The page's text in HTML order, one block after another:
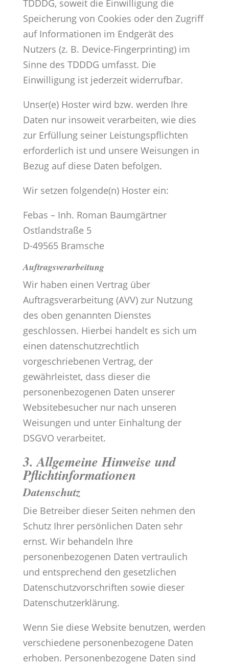
TDDDG, soweit die Einwilligung die
Speicherung von Cookies oder den Zugriff
auf Informationen im Endgerät des
Nutzers (z. B. Device-Fingerprinting) im
Sinne des TDDDG umfasst. Die
Einwilligung ist jederzeit widerrufbar.
Unser(e) Hoster wird bzw. werden Ihre
Daten nur insoweit verarbeiten, wie dies
zur Erfüllung seiner Leistungspflichten
erforderlich ist und unsere Weisungen in
Bezug auf diese Daten befolgen.
Wir setzen folgende(n) Hoster ein:
Febas – Inh. Roman Baumgärtner
Ostlandstraße 5
D-49565 Bramsche
Auftragsverarbeitung
Wir haben einen Vertrag über
Auftragsverarbeitung (AVV) zur Nutzung
des oben genannten Dienstes
geschlossen. Hierbei handelt es sich um
einen datenschutzrechtlich
vorgeschriebenen Vertrag, der
gewährleistet, dass dieser die
personenbezogenen Daten unserer
Websitebesucher nur nach unseren
Weisungen und unter Einhaltung der
DSGVO verarbeitet.
3. Allgemeine Hinweise und
Pflicht­informationen
Datenschutz
Die Betreiber dieser Seiten nehmen den
Schutz Ihrer persönlichen Daten sehr
ernst. Wir behandeln Ihre
personenbezogenen Daten vertraulich
und entsprechend den gesetzlichen
Datenschutzvorschriften sowie dieser
Datenschutzerklärung.
Wenn Sie diese Website benutzen, werden
verschiedene personenbezogene Daten
erhoben. Personenbezogene Daten sind